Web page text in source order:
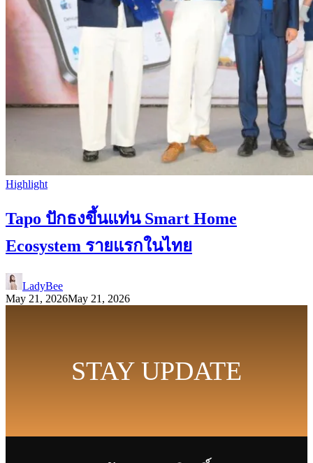
Highlight
Tapo ปักธงขึ้นแท่น Smart Home
Ecosystem รายแรกในไทย
LadyBee
May 21, 2026May 21, 2026
STAY UPDATE